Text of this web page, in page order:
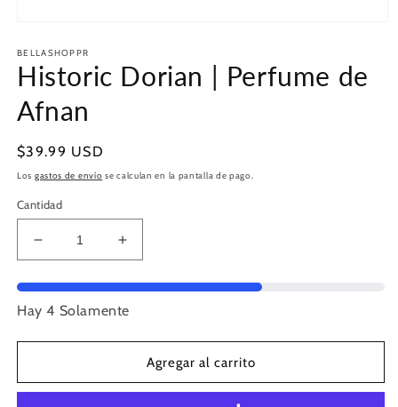
multimedia
1
en
ventana
modal
BELLASHOPPR
Historic Dorian | Perfume de
Afnan
Precio
habitual
$39.99 USD
Los gastos de envío se calculan en la pantalla de pago.
Cantidad
Reducir
cantidad
para
Historic
Dorian
|
de
Afnan
Aumentar
cantidad
para
Dorian
|
Perfume
de
Afnan
Hay 4 Solamente
Agregar al carrito